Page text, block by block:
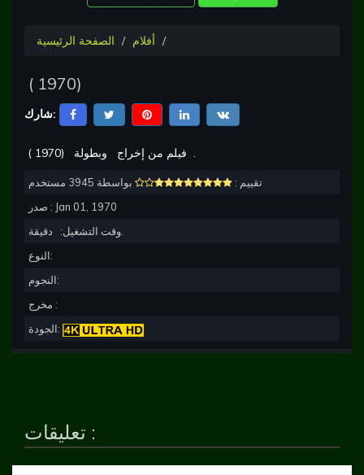
الصفحة الرئيسية أفلام
( 1970)
شارك:
( 1970) فيلم من إخراج .
تقييم :
بواسطة 3945 مستخدم
صدر : Jan 01, 1970
وقت التشغيل:
النوع:
النجوم:
مخرج :
الجودة:
تعليقات :